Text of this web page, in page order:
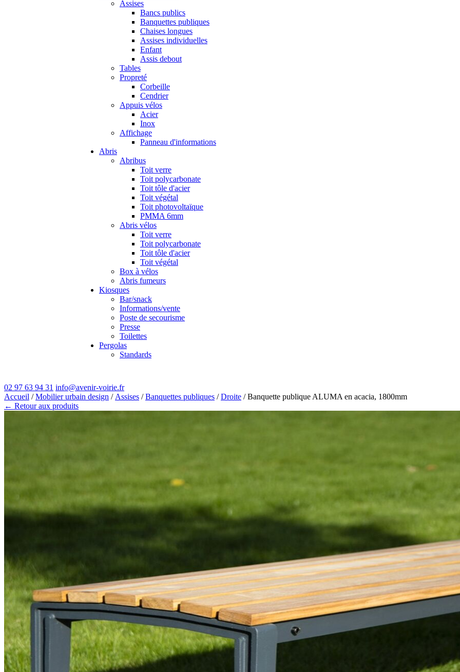
Assises
Bancs publics
Banquettes publiques
Chaises longues
Assises individuelles
Enfant
Assis debout
Tables
Propreté
Corbeille
Cendrier
Appuis vélos
Acier
Inox
Affichage
Panneau d'informations
Abris
Abribus
Toit verre
Toit polycarbonate
Toit tôle d'acier
Toit végétal
Toit photovoltaïque
PMMA 6mm
Abris vélos
Toit verre
Toit polycarbonate
Toit tôle d'acier
Toit végétal
Box à vélos
Abris fumeurs
Kiosques
Bar/snack
Informations/vente
Poste de secourisme
Presse
Toilettes
Pergolas
Standards
02 97 63 94 31 info@avenir-voirie.fr
Accueil /Mobilier urbain design / Assises /Banquettes publiques /Droite / Banquette publique ALUMA en acacia, 1800mm
← Retour aux produits